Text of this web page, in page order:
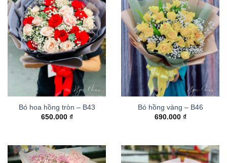
Bó hoa hồng tròn – B43
650.000 ₫
Bó hồng vàng – B46
690.000 ₫